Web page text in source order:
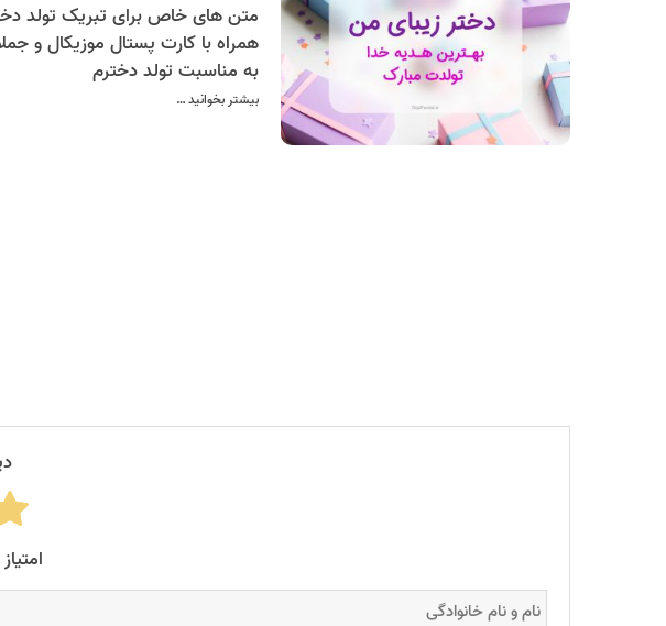
متن های خاص برای تبریک تولد
همراه با کارت پستال موزیکال و
به مناسبت تولد دخترم
بیشتر بخوانید …
امتیاز کلی: ۵